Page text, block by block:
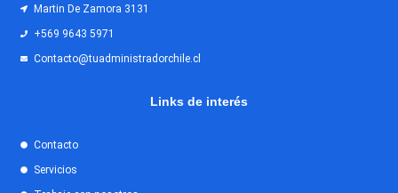
Martin De Zamora 3131
+569 9643 5971
Contacto@tuadministradorchile.cl
Links de interés
Contacto
Servicios